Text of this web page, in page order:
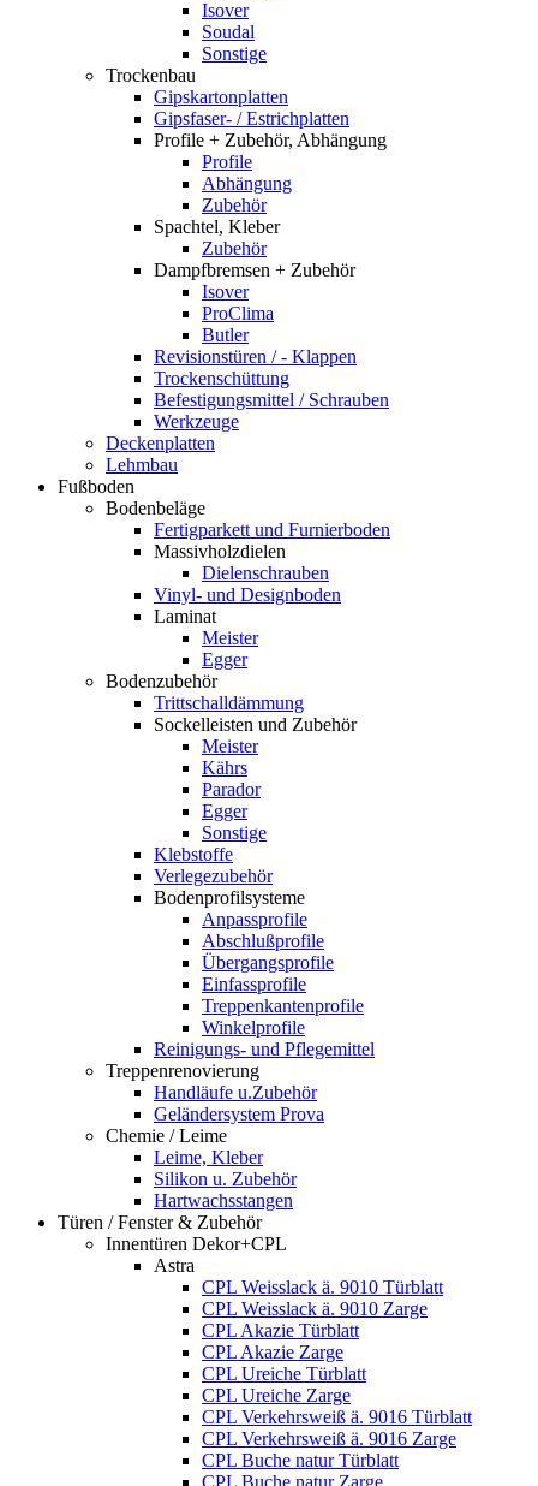
Isover
Soudal
Sonstige
Trockenbau
Gipskartonplatten
Gipsfaser- / Estrichplatten
Profile + Zubehör, Abhängung
Profile
Abhängung
Zubehör
Spachtel, Kleber
Zubehör
Dampfbremsen + Zubehör
Isover
ProClima
Butler
Revisionstüren / - Klappen
Trockenschüttung
Befestigungsmittel / Schrauben
Werkzeuge
Deckenplatten
Lehmbau
Fußboden
Bodenbeläge
Fertigparkett und Furnierboden
Massivholzdielen
Dielenschrauben
Vinyl- und Designboden
Laminat
Meister
Egger
Bodenzubehör
Trittschalldämmung
Sockelleisten und Zubehör
Meister
Kährs
Parador
Egger
Sonstige
Klebstoffe
Verlegezubehör
Bodenprofilsysteme
Anpassprofile
Abschlußprofile
Übergangsprofile
Einfassprofile
Treppenkantenprofile
Winkelprofile
Reinigungs- und Pflegemittel
Treppenrenovierung
Handläufe u.Zubehör
Geländersystem Prova
Chemie / Leime
Leime, Kleber
Silikon u. Zubehör
Hartwachsstangen
Türen / Fenster & Zubehör
Innentüren Dekor+CPL
Astra
CPL Weisslack ä. 9010 Türblatt
CPL Weisslack ä. 9010 Zarge
CPL Akazie Türblatt
CPL Akazie Zarge
CPL Ureiche Türblatt
CPL Ureiche Zarge
CPL Verkehrsweiß ä. 9016 Türblatt
CPL Verkehrsweiß ä. 9016 Zarge
CPL Buche natur Türblatt